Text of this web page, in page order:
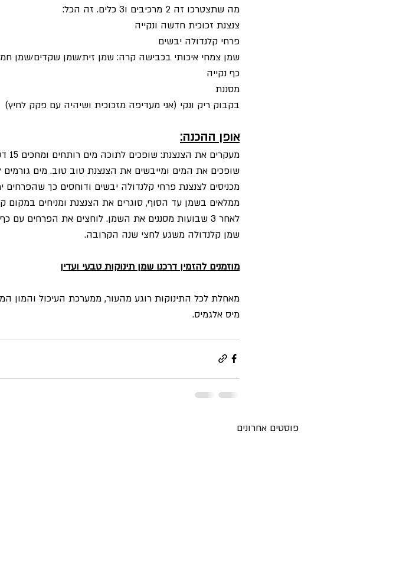
מה שתצטרכו זה 2 מרכיבים ו3 כלים. זה הכל:
צנצנת זכוכית חדשה ונקייה
פרחי קלנדולה יבשים
שמן צמחי איכותי בכבישה קרה: שמן זית/שמן שקדים/שמן
כף נקייה
מסננת
בקבוק ריק ונקי (אני מעדיפה מזכוכית ושיהיה עם פקק לחיץ)
אופן ההכנה:
מעקרים את הצנצנת: שופכים לתוכה מים רותחים ומחכים 15 דקות.
שופכים את המים ומייבשים את הצנצנת טוב טוב. מים
מכניסים לצנצנת פרחי קלנדולה יבשים ודוחסים כך שהפרחים
ממלאים בשמן עד הסוף, סוגרים את הצנצנת ומניחים במקום
לאחר 3 שבועות מסננים את השמן. לוחצים את הפרחים
שמן קלנדולה משגע לחצי שנה הקרובה.
מוזמנים להזמין דרכנו שמן תינוקות טבעי ועדין
מאחלת לכל התינוקות רוגע מהעור, ממערכת העיכול והמון
מיס אלגמיס.
פוסטים אחרונים